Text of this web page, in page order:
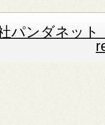
パンダネッ